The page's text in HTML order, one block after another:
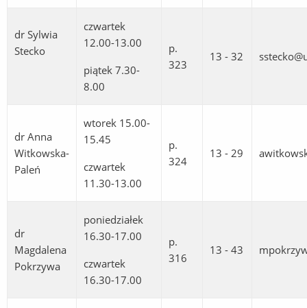
dr Sylwia
Stecko
czwartek
12.00-13.00
piątek 7.30-
8.00
p.
323
13 - 32
dr Anna
Witkowska-
Paleń
wtorek 15.00-
15.45
czwartek
11.30-13.00
p.
324
13 - 29
dr
Magdalena
Pokrzywa
poniedziałek
16.30-17.00
czwartek
16.30-17.00
p.
316
13 - 43